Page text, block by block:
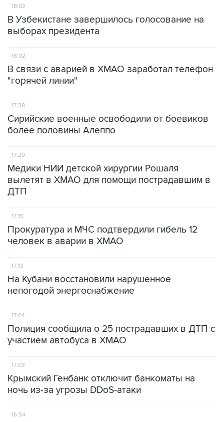
18:02
В Узбекистане завершилось голосование на
выборах президента
18:02
В связи с аварией в ХМАО заработал телефон
"горячей линии"
17:38
Сирийские военные освободили от боевиков
более половины Алеппо
17:29
Медики НИИ детской хирургии Рошаля
вылетят в ХМАО для помощи пострадавшим в
ДТП
17:15
Прокуратура и МЧС подтвердили гибель 12
человек в аварии в ХМАО
17:13
На Кубани восстановили нарушенное
непогодой энергоснабжение
17:04
Полиция сообщила о 25 пострадавших в ДТП с
участием автобуса в ХМАО
17:03
Крымский Генбанк отключит банкоматы на
ночь из-за угрозы DDoS-атаки
16:54